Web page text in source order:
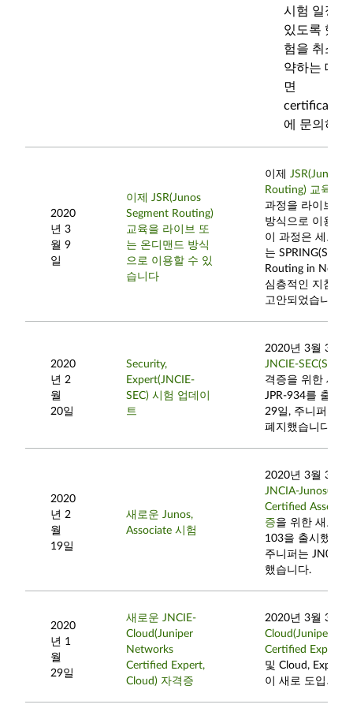
시험 일정을
있도록 했
험을 취소
약하는 데
면
에 문의하십
2020
년 3
월 9
일
이제 JSR(Junos
Segment Routing)
교육을 라이브 또
는 온디맨드 방식
으로 이용할 수 있
습니다
이제 JSR(Junos
Routing) 교육 지
과정을 라이브 또
방식으로 이용할
이 과정은 세그먼
는
Routing in
심층적인 지침을
고안되었습니다.
2020
년 2
월
20일
Security,
Expert(JNCIE-
SEC) 시험 업데이
트
2020년 3월 30일
JNCIE-
격증을 위한 새로
JPR-934를 출시
29일, 주니퍼는
폐지했습니다.
2020
년 2
월
19일
새로운 Junos,
Associate 시험
2020년 3월 30일
JNCIA-
Certified
증을 위한 새로운
103을 출시했습
주니퍼는 JN0-
했습니다.
2020
년 1
월
29일
새로운 JNCIE-
Cloud(Juniper
Networks
Certified Expert,
Cloud) 자격증
2020년 3월 30일,
Cloud(Juniper
Certified Expert,
및 Cloud,
이 새로 도입되었